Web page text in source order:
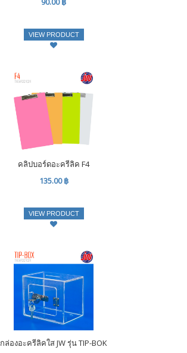
VIEW PRODUCT
คลิปบอร์ดอะครีลิค F4
135.00 ฿
VIEW PRODUCT
กล่องอะครีลิคใส JW รุ่น TIP-BOK